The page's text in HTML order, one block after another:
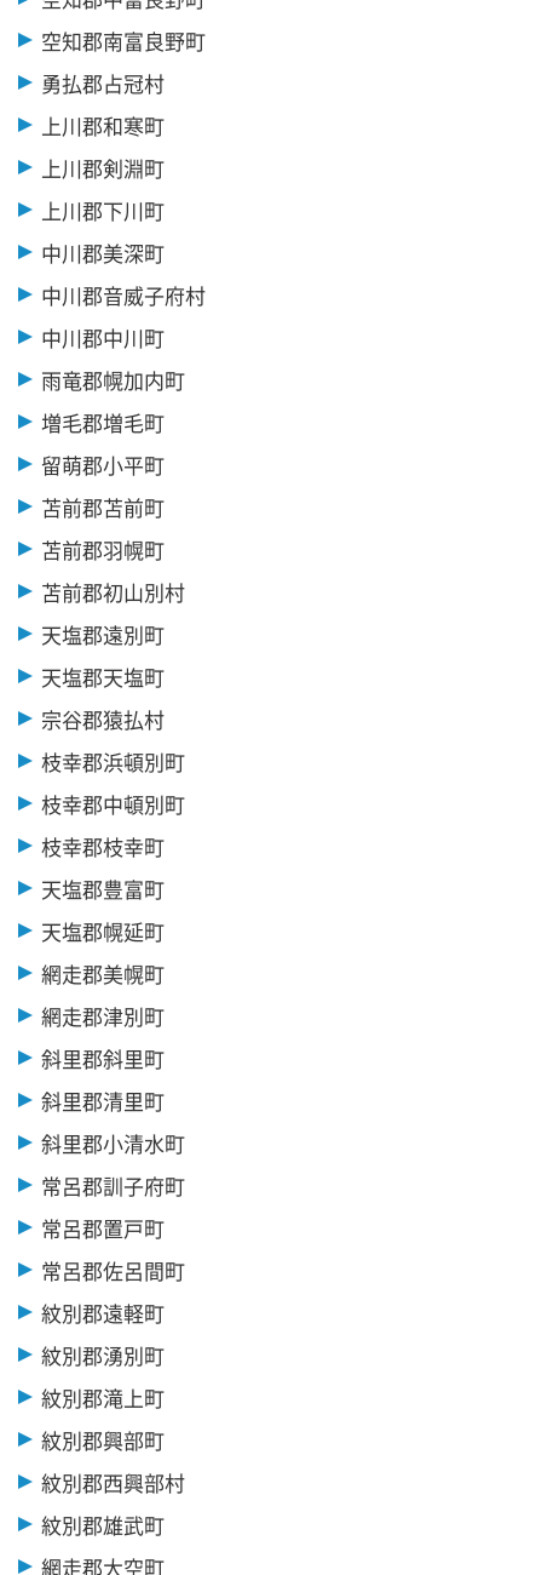
空知郡南富良野町
勇払郡占冠村
上川郡和寒町
上川郡剣淵町
上川郡下川町
中川郡美深町
中川郡音威子府村
中川郡中川町
雨竜郡幌加内町
増毛郡増毛町
留萌郡小平町
苫前郡苫前町
苫前郡羽幌町
苫前郡初山別村
天塩郡遠別町
天塩郡天塩町
宗谷郡猿払村
枝幸郡浜頓別町
枝幸郡中頓別町
枝幸郡枝幸町
天塩郡豊富町
天塩郡幌延町
網走郡美幌町
網走郡津別町
斜里郡斜里町
斜里郡清里町
斜里郡小清水町
常呂郡訓子府町
常呂郡置戸町
常呂郡佐呂間町
紋別郡遠軽町
紋別郡湧別町
紋別郡滝上町
紋別郡興部町
紋別郡西興部村
紋別郡雄武町
網走郡大空町